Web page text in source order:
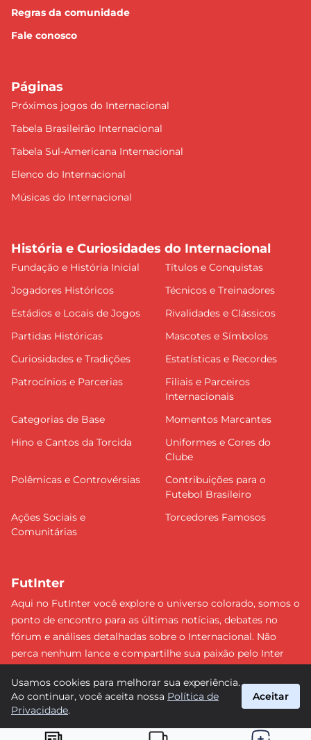
Regras da comunidade
Fale conosco
Páginas
Próximos jogos do Internacional
Tabela Brasileirão Internacional
Tabela Sul-Americana Internacional
Elenco do Internacional
Músicas do Internacional
História e Curiosidades do Internacional
Fundação e História Inicial
Títulos e Conquistas
Jogadores Históricos
Técnicos e Treinadores
Estádios e Locais de Jogos
Rivalidades e Clássicos
Partidas Históricas
Mascotes e Símbolos
Curiosidades e Tradições
Estatísticas e Recordes
Patrocínios e Parcerias
Filiais e Parceiros
Internacionais
Categorias de Base
Momentos Marcantes
Hino e Cantos da Torcida
Uniformes e Cores do
Clube
Polêmicas e Controvérsias
Contribuições para o
Futebol Brasileiro
Ações Sociais e
Comunitárias
Torcedores Famosos
FutInter
Aqui no FutInter você explore o universo colorado, somos o
ponto de encontro para as últimas notícias, debates no
fórum e análises detalhadas sobre o Internacional. Não
perca nenhum lance e compartilhe sua paixão pelo Inter
parte dessa jornada emocionante rumo às vitórias!
#Internacional #FutInter
Usamos cookies para melhorar sua experiência.
Ao continuar, você aceita nossa Política de
Privacidade.
Aceitar